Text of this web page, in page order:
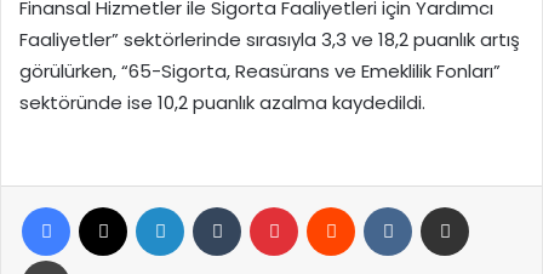
Finansal Hizmetler ile Sigorta Faaliyetleri için Yardımcı
Faaliyetler” sektörlerinde sırasıyla 3,3 ve 18,2 puanlık artış
görülürken, “65-Sigorta, Reasürans ve Emeklilik Fonları”
sektöründe ise 10,2 puanlık azalma kaydedildi.
Facebook LinkedIn Tumblr Pinterest Reddit VKontakte
Yazdır